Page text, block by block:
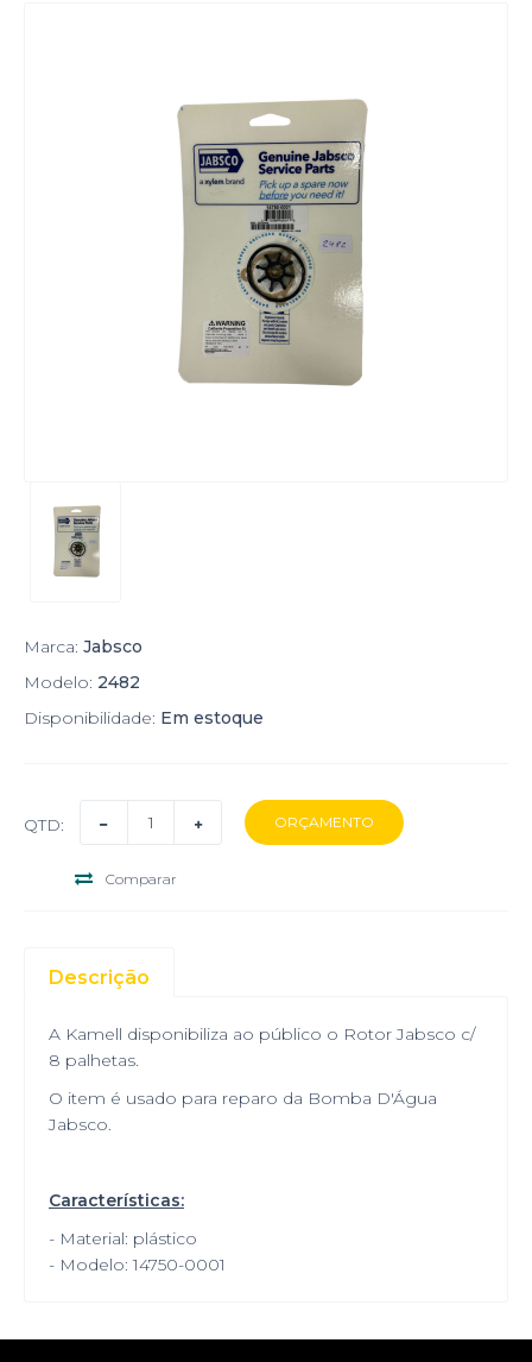
Marca: Jabsco
Modelo: 2482
Disponibilidade: Em estoque
QTD:
Comparar
Descrição
A Kamell disponibiliza ao público o Rotor Jabsco c/
8 palhetas.
O item é usado para reparo da Bomba D'Água
Jabsco.
Características:
- Material: plástico
- Modelo: 14750-0001